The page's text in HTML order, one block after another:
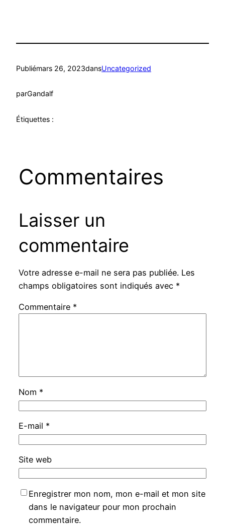
Publiémars 26, 2023dansUncategorized
parGandalf
Étiquettes :
Commentaires
Laisser un
commentaire
Votre adresse e-mail ne sera pas publiée. Les
champs obligatoires sont indiqués avec *
Commentaire *
Nom *
E-mail *
Site web
Enregistrer mon nom, mon e-mail et mon site
dans le navigateur pour mon prochain
commentaire.